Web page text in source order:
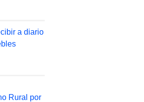
a diario
Rural por